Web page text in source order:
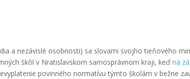
a nezávislé osobnosti) sa slovami svojho tieňového
škôl v Nratislavskom samosprávnom kraji, keďna
povinného normatívu týmto školám v bežne